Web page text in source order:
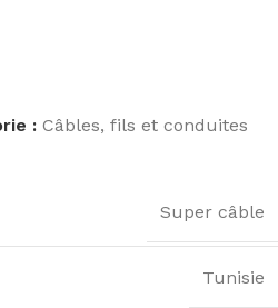
: Câbles, fils et conduites
Super câble
Tunisie